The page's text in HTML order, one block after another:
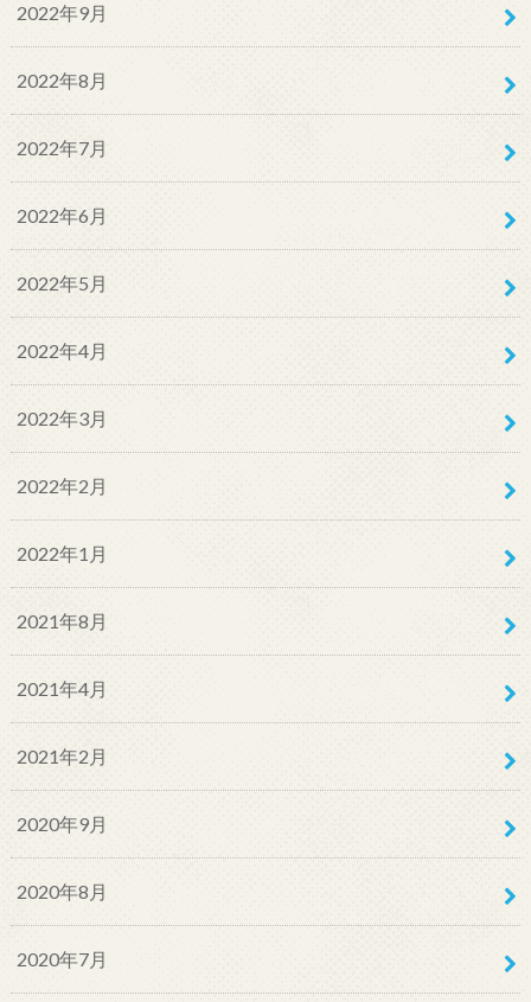
2022年9月
2022年8月
2022年7月
2022年6月
2022年5月
2022年4月
2022年3月
2022年2月
2022年1月
2021年8月
2021年4月
2021年2月
2020年9月
2020年8月
2020年7月